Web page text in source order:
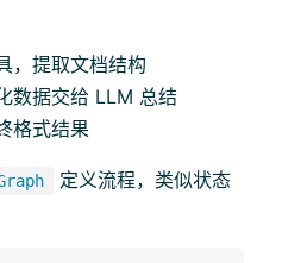
，提取文档结构
数据交给 LLM 总结
格式结果
定义流程，类似状态